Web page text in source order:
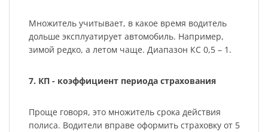
Множитель учитывает, в какое время водитель
дольше эксплуатирует автомобиль. Например,
зимой редко, а летом чаще. Диапазон КС 0,5 – 1.
7. КП - коэффициент периода страхования
Проще говоря, это множитель срока действия
полиса. Водители вправе оформить страховку от 5